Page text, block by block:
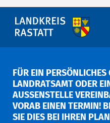
FÜR EIN
LANDRATSAMT ODER
AUSSENSTELLE
ORAB EINEN TERMIN!
IE DIES BEI IHREN